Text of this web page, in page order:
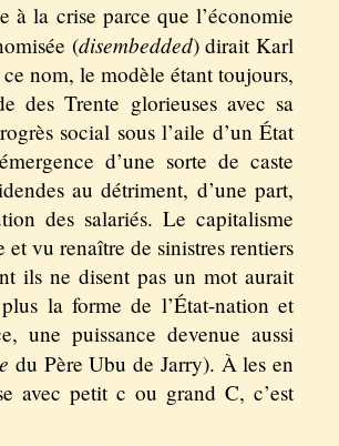
à la crise parce que l’économie
(disembedded) dirait Karl
nom, le modèle étant toujours,
des Trente glorieuses avec sa
social sous l’aile d’un État
d’une sorte de caste
au détriment, d’une part,
des salariés. Le capitalisme
vu renaître de sinistres rentiers
ils ne disent pas un mot aurait
la forme de l’État-nation et
une puissance devenue aussi
du Père Ubu de Jarry). À les en
avec petit c ou grand C, c’est